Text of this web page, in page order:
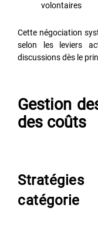
volontaires
Cette négociation
selon les leviers
discussions dès le
Gestion
des coûts
catégorie